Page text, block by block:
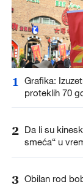
1
Grafika:
proteklih 70
2 Da li su
smeća“ u
3 Obilan rod